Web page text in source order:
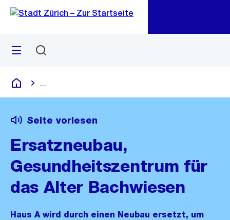
Navigation
Sprunglink
Menü
Deutsch
Seite vorlesen
Ersatzneubau,
Gesundheitszentrum für
das Alter Bachwiesen
Haus A wird durch einen Neubau ersetzt, um